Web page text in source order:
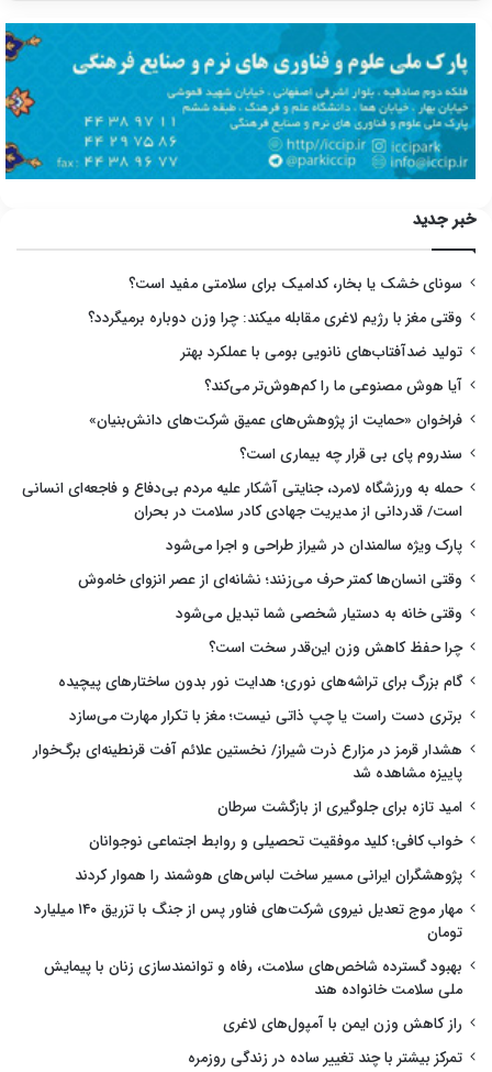
خبر جدید
سونای خشک یا بخار، کدامیک برای سلامتی مفید است؟
وقتی مغز با رژیم لاغری مقابله میکند: چرا وزن دوباره برمیگردد؟
تولید ضدآفتاب‌های نانویی بومی با عملکرد بهتر
آیا هوش مصنوعی ما را کم‌هوش‌تر می‌کند؟
فراخوان «حمایت از پژوهش‌های عمیق شرکت‌های دانش‌بنیان»
سندروم پای بی قرار چه بیماری است؟
حمله به ورزشگاه لامرد، جنایتی آشکار علیه مردم بی‌دفاع و فاجعه‌ای انسانی
است/ قدردانی از مدیریت جهادی کادر سلامت در بحران
پارک ویژه سالمندان در شیراز طراحی و اجرا می‌شود
وقتی انسان‌ها کمتر حرف می‌زنند؛ نشانه‌ای از عصر انزوای خاموش
وقتی خانه به دستیار شخصی شما تبدیل می‌شود
چرا حفظ کاهش وزن این‌قدر سخت است؟
گام بزرگ برای تراشه‌های نوری؛ هدایت نور بدون ساختارهای پیچیده
برتری دست راست یا چپ ذاتی نیست؛ مغز با تکرار مهارت می‌سازد
هشدار قرمز در مزارع ذرت شیراز/ نخستین علائم آفت قرنطینه‌ای برگ‌خوار
پاییزه مشاهده شد
امید تازه برای جلوگیری از بازگشت سرطان
خواب کافی؛ کلید موفقیت تحصیلی و روابط اجتماعی نوجوانان
پژوهشگران ایرانی مسیر ساخت لباس‌های هوشمند را هموار کردند
مهار موج تعدیل نیروی شرکت‌های فناور پس از جنگ با تزریق ۱۴۰ میلیارد
تومان
بهبود گسترده شاخص‌های سلامت، رفاه و توانمندسازی زنان با پیمایش
ملی سلامت خانواده هند
راز کاهش وزن ایمن با آمپول‌های لاغری
تمرکز بیشتر با چند تغییر ساده در زندگی روزمره